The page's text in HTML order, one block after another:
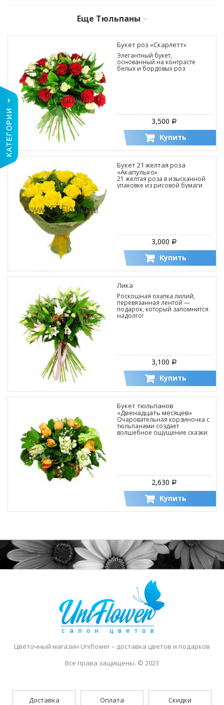
Еще Тюльпаны
Букет роз «Скарлетт»
Элегантный букет,
основанный на контрасте
белых и бордовых роз
3,500 Р
Купить
Букет 21 желтая роза
«Акапулько»
21 желтая роза в изысканной
упаковке из рисовой бумаги
3,000 Р
Купить
Лика
Роскошная охапка лилий,
перевязанная лентой —
подарок, который запомнится
надолго!
3,100 Р
Купить
Букет тюльпанов
«Двенадцать месяцев»
Очаровательная корзиночка с
тюльпанами создает
волшебное ощущение сказки
2,630 Р
Купить
Цветочный магазин Uniflower– доставка цветов и подарков
Все права защищены. © 2023
Доставка Оплата Скидки